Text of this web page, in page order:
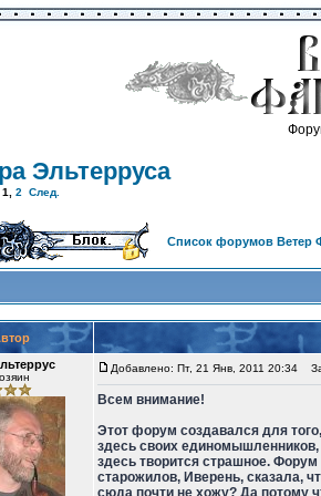
Эльтерруса
1 2 След.
Список форумов Ветер
Добавлено: Пт, 21 Янв, 2011 20:34
Всем внимание!
Этот форум создавался для
здесь своих единомышленников,
здесь творится страшное.
старожилов, Иверень, сказала,
сюда почти не хожу? Да потому